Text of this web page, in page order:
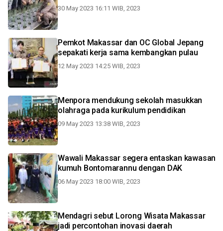
30 May 2023 16:11 WIB, 2023
Pemkot Makassar dan OC Global Jepang
sepakati kerja sama kembangkan pulau
12 May 2023 14:25 WIB, 2023
Menpora mendukung sekolah masukkan
olahraga pada kurikulum pendidikan
09 May 2023 13:38 WIB, 2023
Wawali Makassar segera entaskan kawasan
kumuh Bontomarannu dengan DAK
06 May 2023 18:00 WIB, 2023
Mendagri sebut Lorong Wisata Makassar
jadi percontohan inovasi daerah